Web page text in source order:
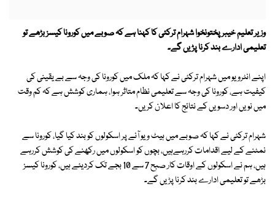
وزیر تعلیم خیبرپختونخوا شہرام ترکئی کا کہنا ہے کہ صوبے میں کورونا کیسز بڑھے تو
تعلیمی ادارے بند کرنا پڑیں گے۔
اپنے انٹرویو میں شہرام ترکئی نے کہا کہ ملک میں کورونا کی وجہ سے بے یقینی کی
کیفیت ہے، کورونا کی وجہ سے تعلیمی نظام متاثر ہوا، ہماری کوشش ہے کہ کم وقت
میں نویں اور دسویں کے نتائج کا اعلان کریں۔
شہرام ترکئی نے کہا کہ صوبے میں ہیٹ ویو آنے پر اسکولوں کو بند کیا گیا، کورونا سے
نمٹنے کے لیے اقدامات کررہےہیں، بچوں کو اسکولوں میں رکھنے کی کوشش کررہے
ہیں، ہم نے اسکولوں کے اوقات کار صبح 7 سے 10 بجے تک کردیئے ہیں، کورونا کیسز
بڑھے تو تعلیمی ادارے بند کرنا پڑیں گے۔